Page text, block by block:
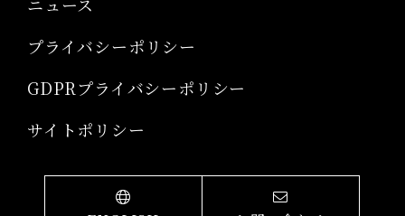
ニュース
プライバシーポリシー
GDPRプライバシーポリシー
サイトポリシー